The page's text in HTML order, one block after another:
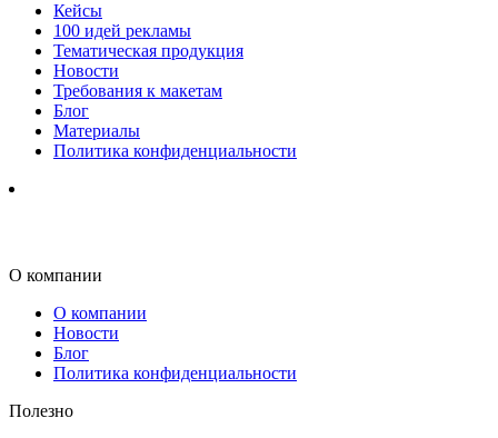
Кейсы
100 идей рекламы
Тематическая продукция
Новости
Требования к макетам
Блог
Материалы
Политика конфиденциальности
О компании
О компании
Новости
Блог
Политика конфиденциальности
Полезно